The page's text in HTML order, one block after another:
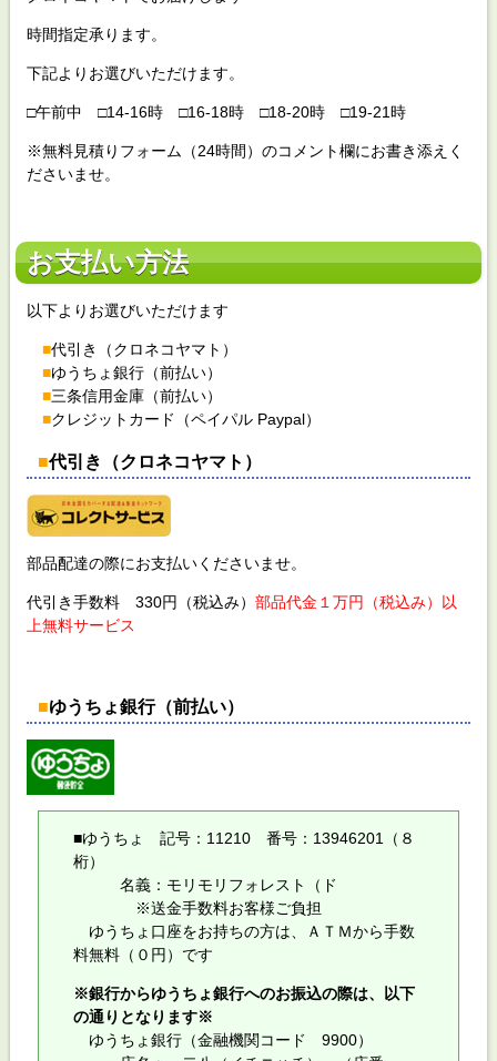
時間指定承ります。
下記よりお選びいただけます。
□午前中 □14-16時 □16-18時 □18-20時 □19-21時
※無料見積りフォーム（24時間）のコメント欄にお書き添えく
ださいませ。
お支払い方法
以下よりお選びいただけます
■代引き（クロネコヤマト）
■ゆうちょ銀行（前払い）
■三条信用金庫（前払い）
■クレジットカード（ペイパル Paypal）
■代引き（クロネコヤマト）
部品配達の際にお支払いくださいませ。
代引き手数料 330円（税込み） 部品代金１万円（税込み）以
上無料サービス
■ゆうちょ銀行（前払い）
■ゆうちょ 記号：11210 番号：13946201（８
桁）
名義：モリモリフォレスト（ド
※送金手数料お客様ご負担
ゆうちょ口座をお持ちの方は、ＡＴＭから手数
料無料（０円）です
※銀行からゆうちょ銀行へのお振込の際は、以下
の通りとなります※
ゆうちょ銀行（金融機関コード 9900）